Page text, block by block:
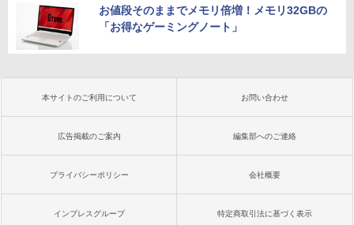
お値段そのままでメモリ倍増！メモリ32GBの
「お得なゲーミングノート」
本サイトのご利用について お問い合わせ
広告掲載のご案内 編集部へのご連絡
プライバシーポリシー 会社概要
インプレスグループ 特定商取引法に基づく表示